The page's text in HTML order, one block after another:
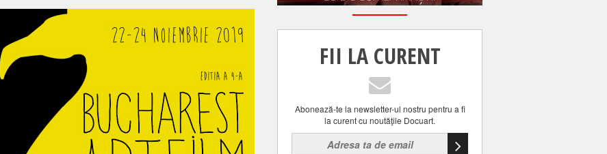
FII LA CURENT
Abonează-te la newsletter-ul nostru pentru a fi
la curent cu noutăţile Docuart.